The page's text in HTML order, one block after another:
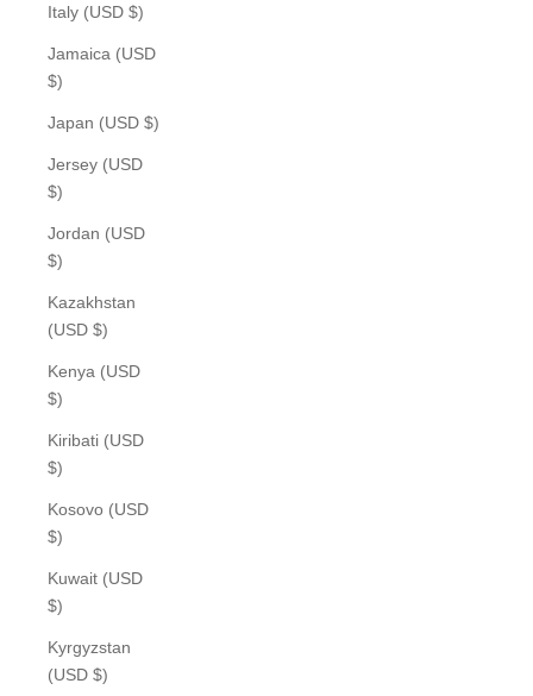
Italy (USD $)
Jamaica (USD
$)
Japan (USD $)
Jersey (USD
$)
Jordan (USD
$)
Kazakhstan
(USD $)
Kenya (USD
$)
Kiribati (USD
$)
Kosovo (USD
$)
Kuwait (USD
$)
Kyrgyzstan
(USD $)